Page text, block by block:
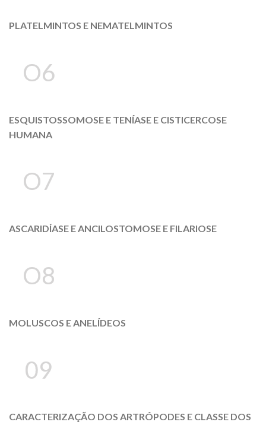
PLATELMINTOS E NEMATELMINTOS
O6
ESQUISTOSSOMOSE E TENÍASE E CISTICERCOSE
HUMANA
O7
ASCARIDÍASE E ANCILOSTOMOSE E FILARIOSE
O8
MOLUSCOS E ANELÍDEOS
09
CARACTERIZAÇÃO DOS ARTRÓPODES E CLASSE DOS